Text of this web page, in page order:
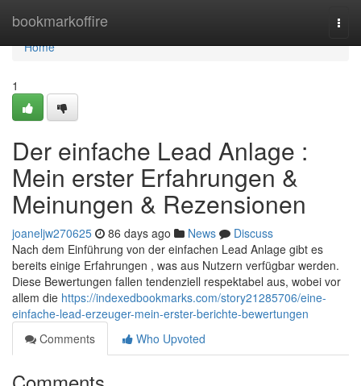
bookmarkoffire
Home
Home
1
Der einfache Lead Anlage :
Mein erster Erfahrungen &
Meinungen & Rezensionen
joaneljw270625 86 days ago News
Discuss
Nach dem Einführung von der einfachen Lead Anlage gibt es
bereits einige Erfahrungen , was aus Nutzern verfügbar werden.
Diese Bewertungen fallen tendenziell respektabel aus, wobei vor
allem die https://indexedbookmarks.com/story21285706/eine-
einfache-lead-erzeuger-mein-erster-berichte-bewertungen
Comments
Who Upvoted